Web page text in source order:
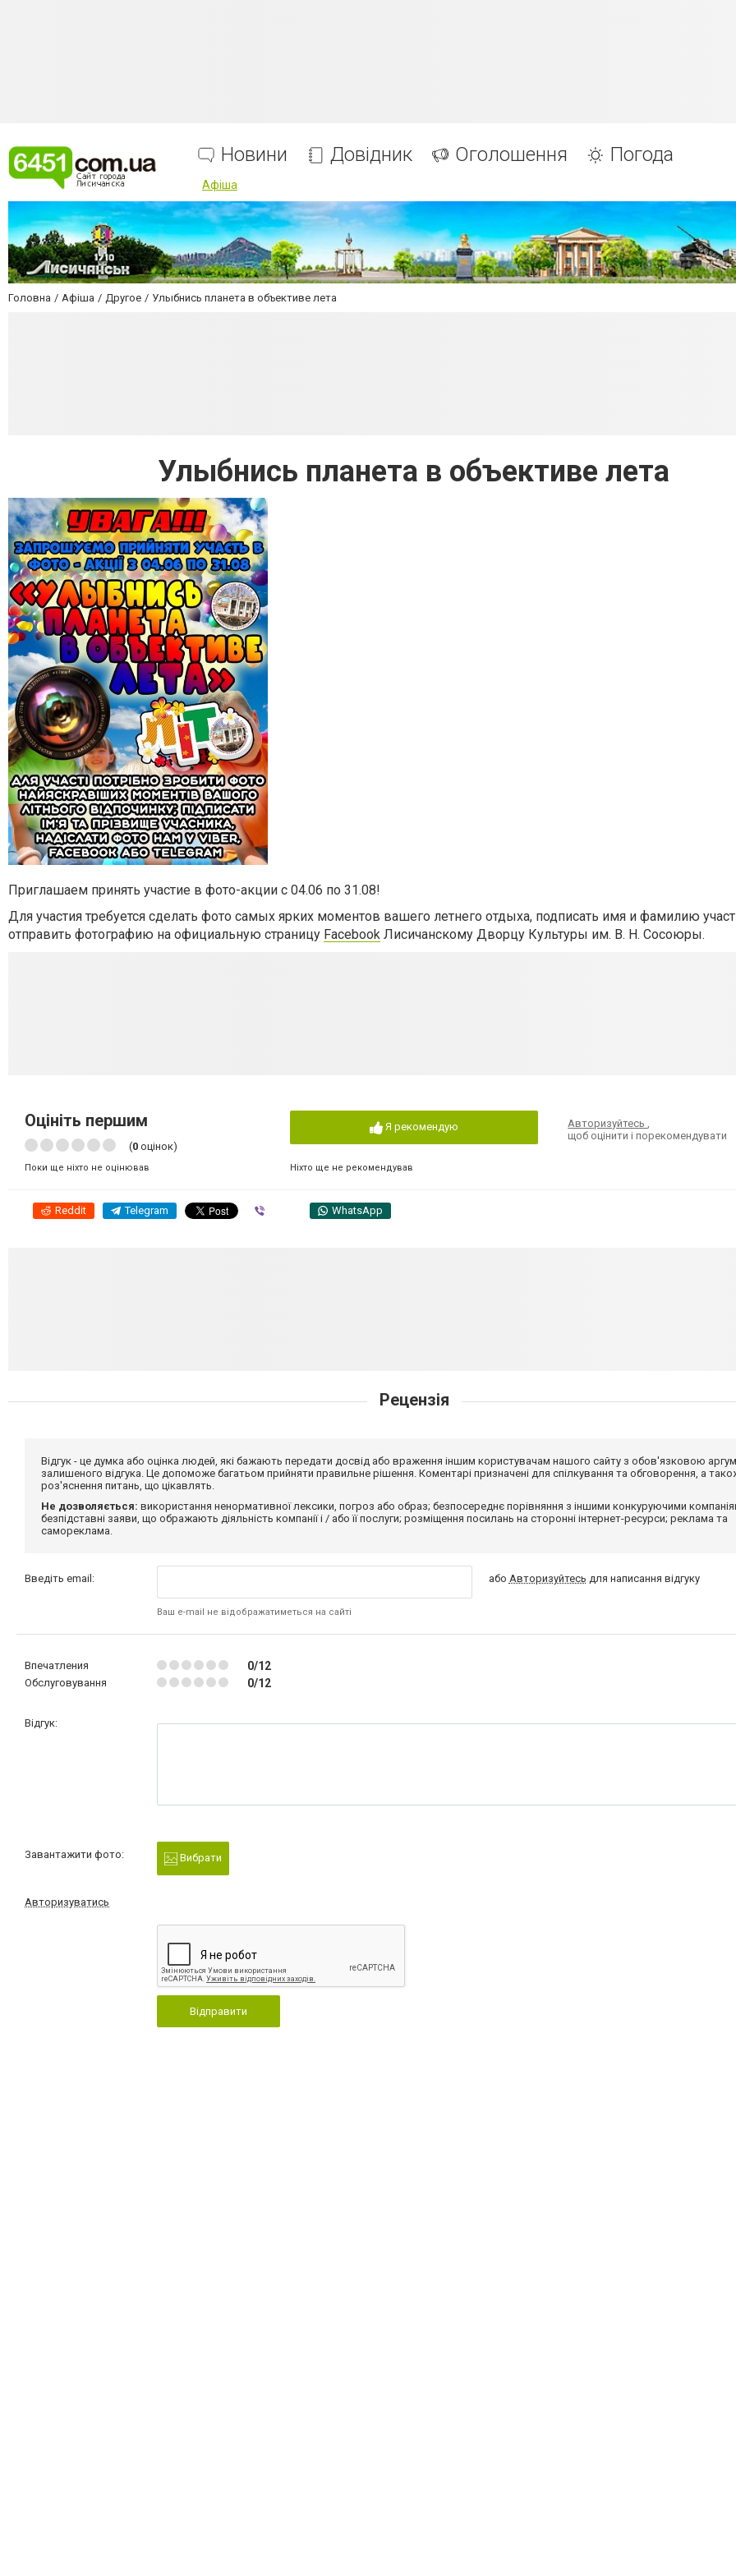
Новини Довідник Оголошення Погода
Афіша
Головна Афіша Другое Улыбнись планета в объективе лета
Улыбнись планета в объективе лета
Приглашаем принять участие в фото-акции с 04.06 по 31.08!
Для участия требуется сделать фото самых ярких моментов вашего летнего отдыха, подписать имя и фамилию
отправить фотографию на официальную страницу Facebook Лисичанскому Дворцу Культуры им. В. Н. Сосоюры.
Оцініть першим
(0 оцінок)
Поки ще ніхто не оцінював
Я рекомендую
Ніхто ще не рекомендував
Авторизуйтесь,
щоб оцінити і порекомендувати
Reddit Telegram WhatsApp
Рецензія
Відгук - це думка або оцінка людей, які бажають передати досвід або враження іншим користувачам нашого сайту з обов'язковою
залишеного відгука. Це допоможе багатьом прийняти правильне рішення. Коментарі призначені для спілкування та обговорення, а
роз'яснення питань, що цікавлять.
Не дозволяється: використання ненормативної лексики, погроз або образ; безпосереднє порівняння з іншими конкуруючими
безпідставні заяви, що ображають діяльність компанії і / або її послуги; розміщення посилань на сторонні інтернет-ресурси; реклама та
самореклама.
Введіть email:
Ваш e-mail не відображатиметься на сайті
або Авторизуйтесь для написання відгуку
Впечатления 0/12
Обслуговування 0/12
Відгук:
Завантажити фото: Вибрати
Авторизуватись
Відправити